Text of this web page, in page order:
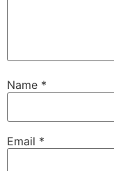
Name *
Email *